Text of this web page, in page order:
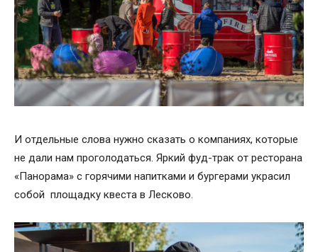
И отдельные слова нужно сказать о компаниях, которые
не дали нам проголодаться. Яркий фуд-трак от ресторана
«Панорама» с горячими напитками и бургерами украсил
собой площадку квеста в Лесково.